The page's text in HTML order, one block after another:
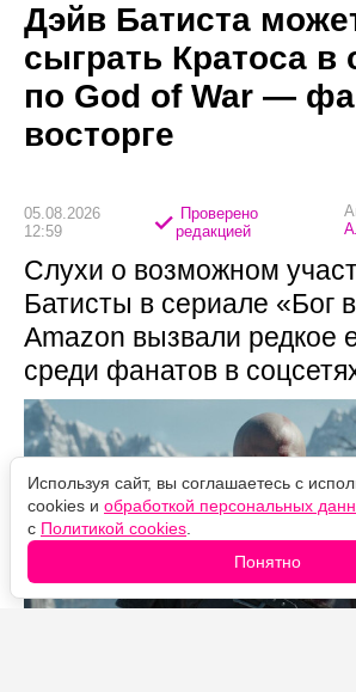
Дэйв Батиста
сыграть Кратоса в
по God of War —
восторге
05.08.2026
12:59
Проверено
редакцией
Слухи о возможном
Батисты в сериале «Бог
Amazon вызвали редкое
среди фанатов в
Используя сайт, вы соглашаетесь с
cookies и обработкой персональных
с Политикой cookies
Понятно